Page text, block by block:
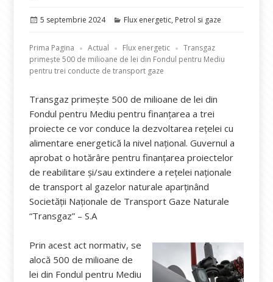
Publicat
5 septembrie 2024 Categorii
Flux energetic, Petrol si gaze
Prima Pagina Actual Flux energetic
Transgaz
primește 500 de milioane de lei din Fondul pentru Mediu
pentru trei conducte de transport gaze
Transgaz primește 500 de milioane de lei din
Fondul pentru Mediu pentru finanțarea a trei
proiecte ce vor conduce la dezvoltarea rețelei cu
alimentare energetică la nivel național. Guvernul a
aprobat o hotărâre pentru finanțarea proiectelor
de reabilitare și/sau extindere a rețelei naționale
de transport al gazelor naturale aparținând
Societății Naționale de Transport Gaze Naturale
“Transgaz” – S.A
Prin acest act normativ, se
alocă 500 de milioane de
lei din Fondul pentru Mediu